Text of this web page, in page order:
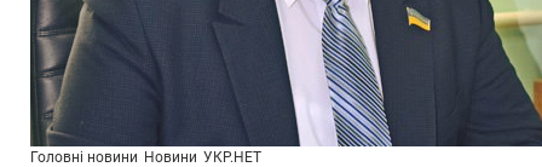
Головні новини Новини УКР.НЕТ